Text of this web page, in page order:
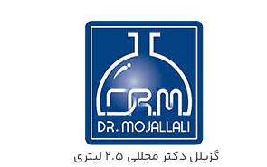
گزيلل دكتر مجللي 2.5 ليتري